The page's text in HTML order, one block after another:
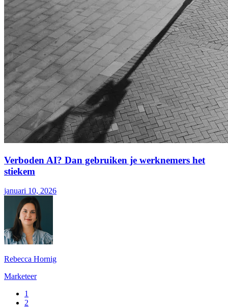
Verboden AI? Dan gebruiken je werknemers het
stiekem
januari 10, 2026
Rebecca Hornig
Marketeer
1
2